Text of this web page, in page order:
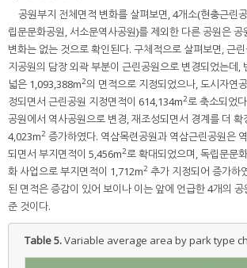
공원부지 전체면적 변화를 살펴보면, 4개소(현충근린
립문문화공원, 서소문역사공원)를 제외한 다른 공원은
변화는 없는 것으로 확인된다. 구체적으로 살펴보면, 근
지공원의 담장 외곽 부분이 근린공원으로 변경되었는데,
넓은 1,093,388m2의 면적으로 지정되었으나, 도시자연
정되면서 근린공원 지정면적이 614,134m2로 축소되었
공원에서 역사공원으로 변경, 재조성되면서 경계를 더 확
4,023m2 증가하였다. 역삼목련공원과 역삼근린공원은
되면서 부지면적이 5,456m2로 확대되었으며, 독립문문
화 사업으로 부지면적이 1,712m2 추가 지정되어 증가하
된 면적은 증감이 있어 보이나 이는 앞에 언급한 4개의
준 것이다.
Table 5.Variable average area by park type